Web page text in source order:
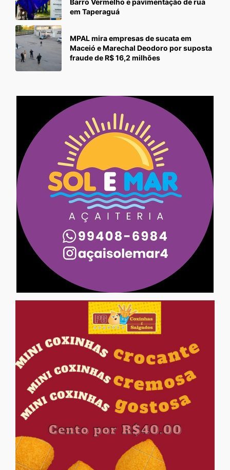
Barro Vermelho e pavimentação de rua
em Taperaguá
MPAL mira empresas de sucata em
Maceió e Marechal Deodoro por suposta
fraude de R$ 16,2 milhões